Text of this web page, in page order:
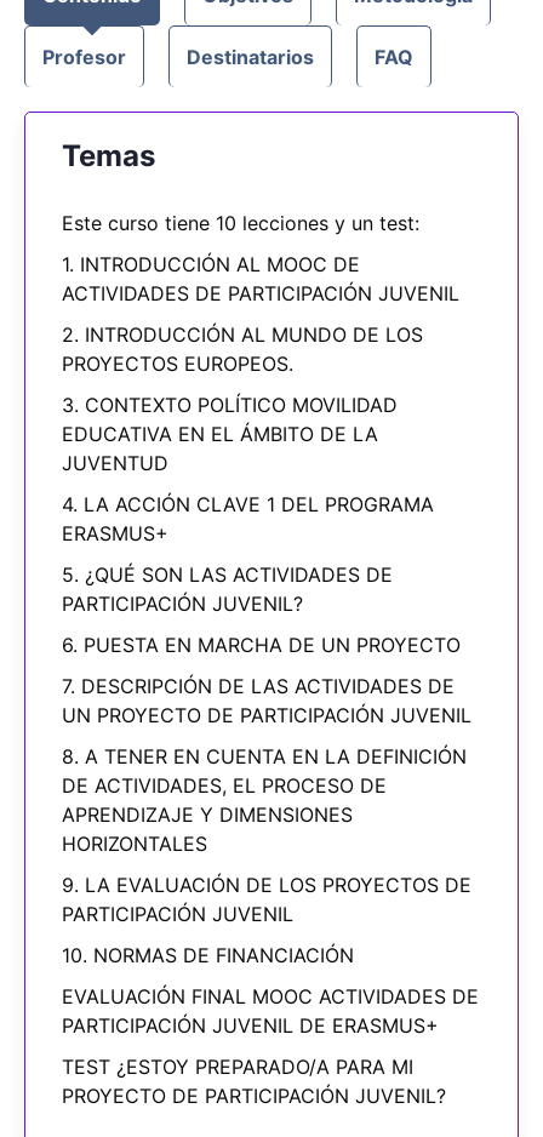
Profesor Destinatarios FAQ
Temas
Este curso tiene 10 lecciones y un test:
1. INTRODUCCIÓN AL MOOC DE
ACTIVIDADES DE PARTICIPACIÓN JUVENIL
2. INTRODUCCIÓN AL MUNDO DE LOS
PROYECTOS EUROPEOS.
3. CONTEXTO POLÍTICO MOVILIDAD
EDUCATIVA EN EL ÁMBITO DE LA
JUVENTUD
4. LA ACCIÓN CLAVE 1 DEL PROGRAMA
ERASMUS+
5. ¿QUÉ SON LAS ACTIVIDADES DE
PARTICIPACIÓN JUVENIL?
6. PUESTA EN MARCHA DE UN PROYECTO
7. DESCRIPCIÓN DE LAS ACTIVIDADES DE
UN PROYECTO DE PARTICIPACIÓN JUVENIL
8. A TENER EN CUENTA EN LA DEFINICIÓN
DE ACTIVIDADES, EL PROCESO DE
APRENDIZAJE Y DIMENSIONES
HORIZONTALES
9. LA EVALUACIÓN DE LOS PROYECTOS DE
PARTICIPACIÓN JUVENIL
10. NORMAS DE FINANCIACIÓN
EVALUACIÓN FINAL MOOC ACTIVIDADES DE
PARTICIPACIÓN JUVENIL DE ERASMUS+
TEST ¿ESTOY PREPARADO/A PARA MI
PROYECTO DE PARTICIPACIÓN JUVENIL?